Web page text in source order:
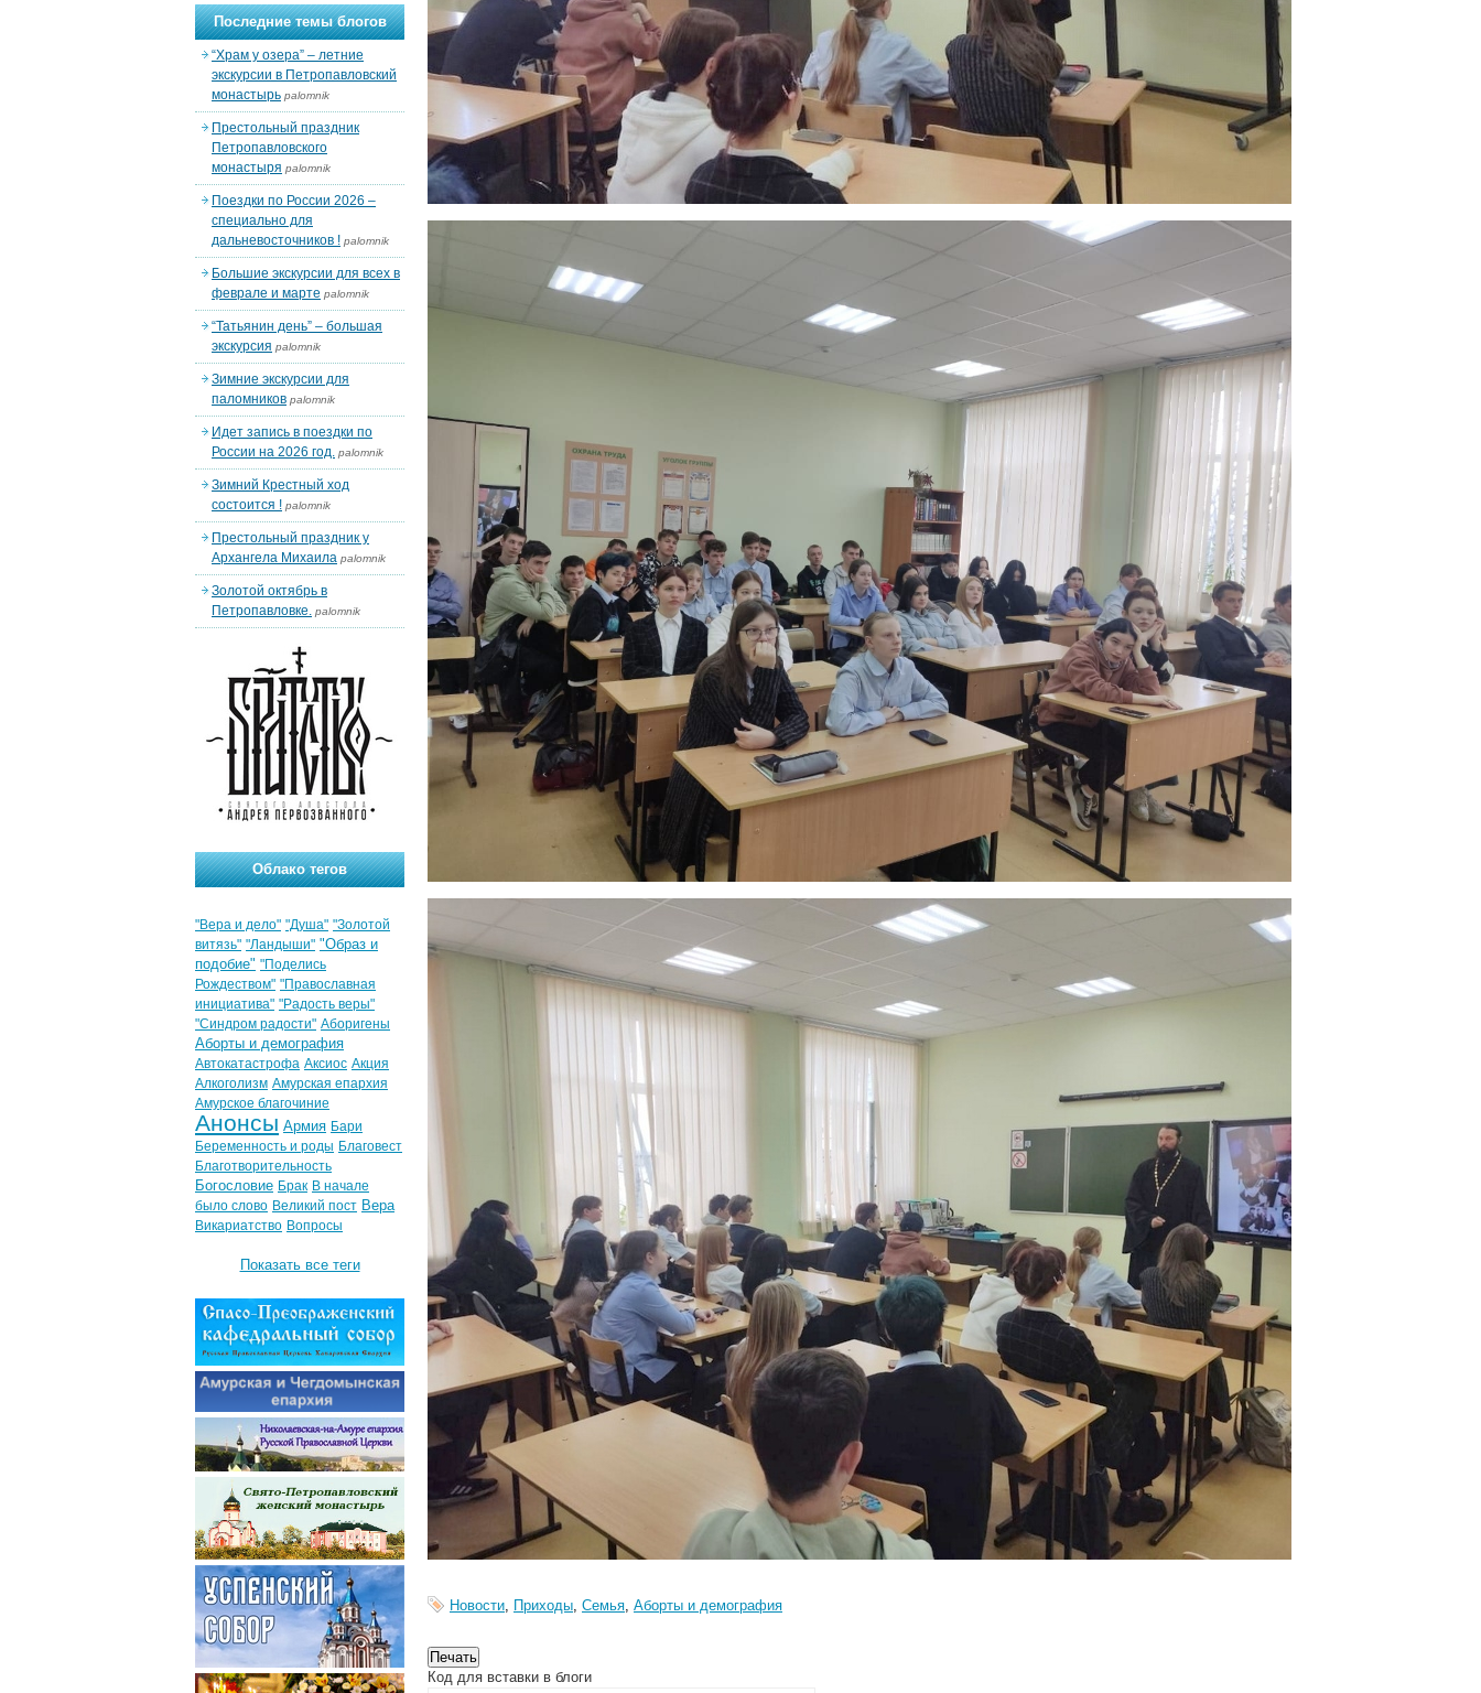
Новости, Приходы, Семья, Аборты и демография
Код для вставки в блоги
Последние темы блогов
“Храм у озера” – летние
экскурсии в Петропавловский
монастырь palomnik
Престольный праздник
Петропавловского
монастыря palomnik
Поездки по России 2026 –
специально для
дальневосточников ! palomnik
Большие экскурсии для всех в
феврале и марте palomnik
“Татьянин день” – большая
экскурсия palomnik
Зимние экскурсии для
паломников palomnik
Идет запись в поездки по
России на 2026 год. palomnik
Зимний Крестный ход
состоится ! palomnik
Престольный праздник у
Архангела Михаила palomnik
Золотой октябрь в
Петропавловке. palomnik
Облако тегов
"Вера и дело" "Душа" "Золотой
витязь" "Ландыши" "Образ и
подобие" "Поделись
Рождеством" "Православная
инициатива" "Радость веры"
"Синдром радости" Аборигены
Аборты и демография
Автокатастрофа Аксиос Акция
Алкоголизм Амурская епархия
Амурское благочиние
Анонсы Армия Бари
Беременность и роды Благовест
Благотворительность
Богословие Брак В начале
было слово Великий пост Вера
Викариатство Вопросы
Показать все теги